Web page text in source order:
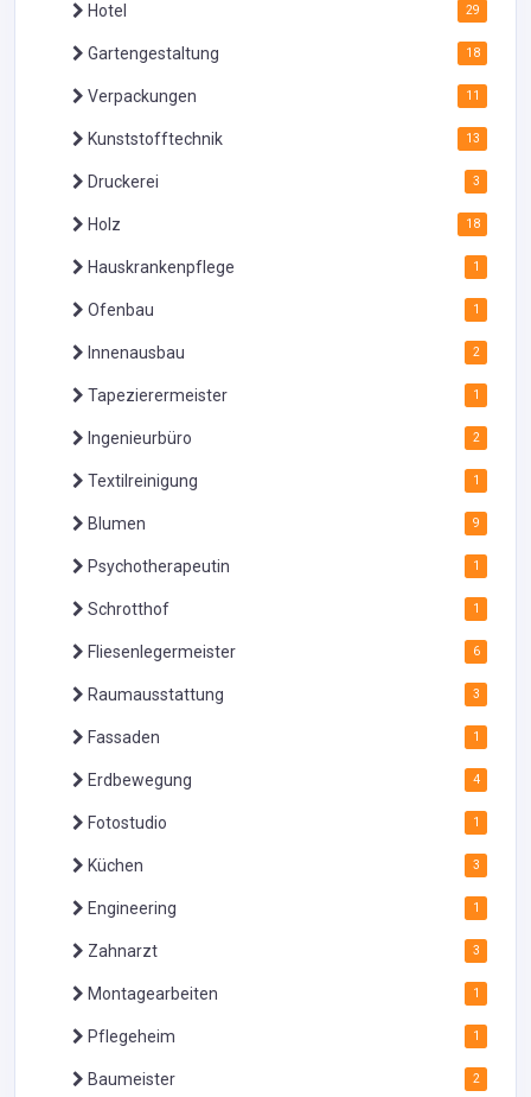
Hotel 29
Gartengestaltung 18
Verpackungen 11
Kunststofftechnik 13
Druckerei 3
Holz 18
Hauskrankenpflege 1
Ofenbau 1
Innenausbau 2
Tapezierermeister 1
Ingenieurbüro 2
Textilreinigung 1
Blumen 9
Psychotherapeutin 1
Schrotthof 1
Fliesenlegermeister 6
Raumausstattung 3
Fassaden 1
Erdbewegung 4
Fotostudio 1
Küchen 3
Engineering 1
Zahnarzt 3
Montagearbeiten 1
Pflegeheim 1
Baumeister 2